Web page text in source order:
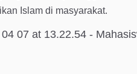
Islam di masyarakat.